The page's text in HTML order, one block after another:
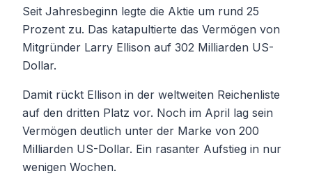
Seit Jahresbeginn legte die Aktie um rund 25
Prozent zu. Das katapultierte das Vermögen von
Mitgründer Larry Ellison auf 302 Milliarden US-
Dollar.
Damit rückt Ellison in der weltweiten Reichenliste
auf den dritten Platz vor. Noch im April lag sein
Vermögen deutlich unter der Marke von 200
Milliarden US-Dollar. Ein rasanter Aufstieg in nur
wenigen Wochen.